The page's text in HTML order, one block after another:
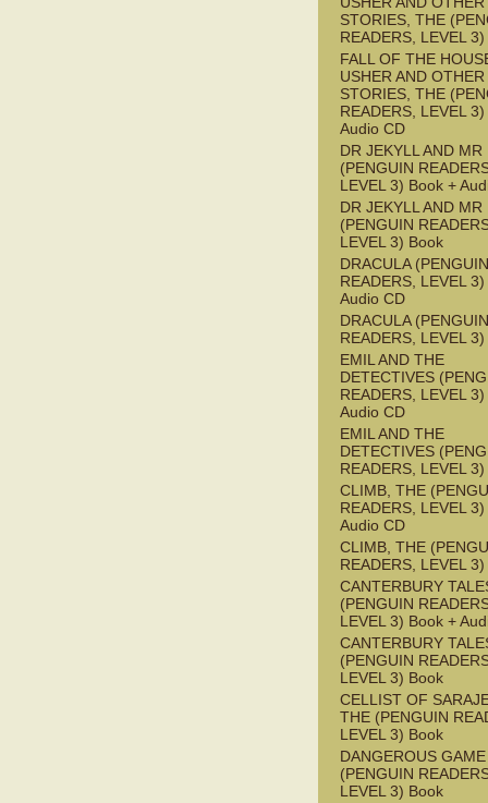
STORIES, THE
READERS, LEVEL
FALL OF THE
USHER AND OTHER
STORIES, THE
READERS, LEVEL
Audio CD
DR JEKYLL AND MR
(PENGUIN
LEVEL 3) Book +
DR JEKYLL AND MR
(PENGUIN
LEVEL 3) Book
DRACULA (PENGUIN
READERS, LEVEL
Audio CD
DRACULA (PENGUIN
READERS, LEVEL
EMIL AND THE
DETECTIVES
READERS, LEVEL
Audio CD
EMIL AND THE
DETECTIVES
READERS, LEVEL
CLIMB, THE
READERS, LEVEL
Audio CD
CLIMB, THE
READERS, LEVEL
CANTERBURY
(PENGUIN
LEVEL 3) Book +
CANTERBURY
(PENGUIN
LEVEL 3) Book
CELLIST OF
THE (PENGUIN
LEVEL 3) Book
DANGEROUS GAME
(PENGUIN
LEVEL 3) Book